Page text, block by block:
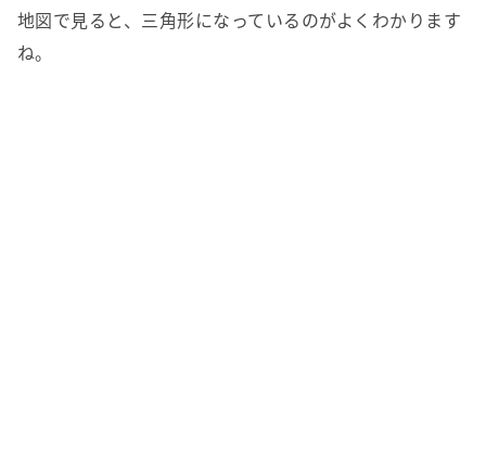
地図で見ると、三角形になっているのがよくわかります
ね。